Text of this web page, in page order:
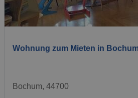
Wohnung zum Mieten in Bochum
Bochum, 44700